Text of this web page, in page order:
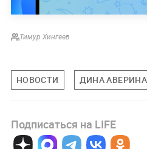
Тимур Хингеев
НОВОСТИ ДИНА АВЕРИНА
Подписаться на LIFE